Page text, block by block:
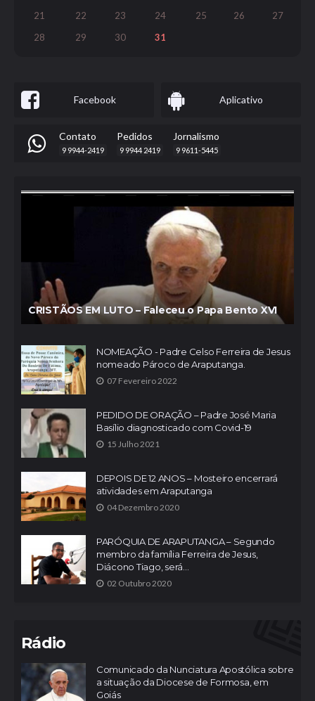
21
22 23 24 25 26
27
28
29 30 31
Facebook Aplicativo
Contato
9 9944-2419
Pedidos
9 9944 2419
Jornalismo
9 9611-5445
CRISTÃOS EM LUTO – Faleceu o Papa Bento XVI
NOMEAÇÃO - Padre Celso Ferreira de Jesus
nomeado Pároco de Araputanga.
07 Fevereiro 2022
PEDIDO DE ORAÇÃO – Padre José Maria
Basílio diagnosticado com Covid-19
15 Julho 2021
DEPOIS DE 12 ANOS – Mosteiro encerrará
atividades em Araputanga
04 Dezembro 2020
PARÓQUIA DE ARAPUTANGA – Segundo
membro da família Ferreira de Jesus,
Diácono Tiago, será...
02 Outubro 2020
Rádio
Comunicado da Nunciatura Apostólica sobre
a situação da Diocese de Formosa, em
Goiás